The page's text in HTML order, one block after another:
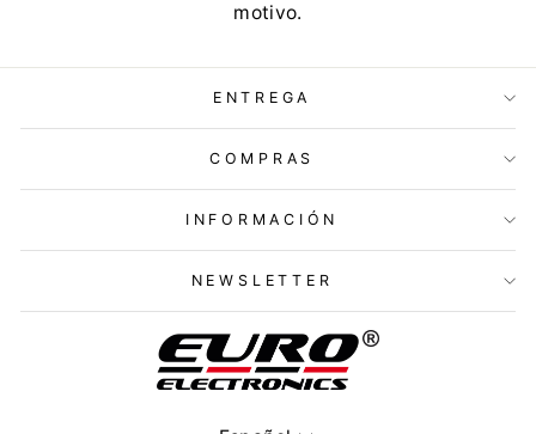
motivo.
ENTREGA
COMPRAS
INFORMACIÓN
NEWSLETTER